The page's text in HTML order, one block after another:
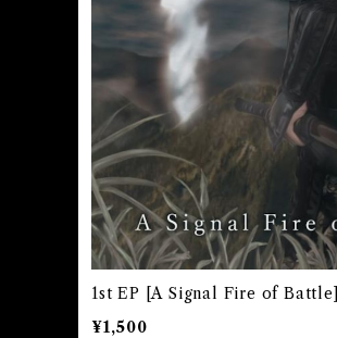
1st EP [A Signal Fire of Battle]
¥1,500